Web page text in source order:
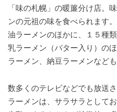
「味の札幌」の暖簾分け店。
ンの元祖の味を食べられます
油ラーメンのほかに、１５種
乳ラーメン（バター入り）の
ラーメン、納豆ラーメンなども
数多くのテレビなどでも放送
ラーメンは、サラサラとして